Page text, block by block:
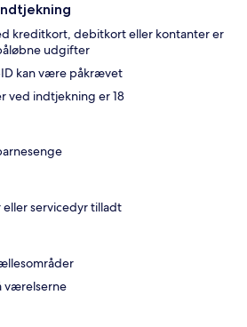
kreditkort, debitkort eller kontanter er
udgifter
kan være påkrævet
ved indtjekning er 18
servicedyr tilladt
værelserne